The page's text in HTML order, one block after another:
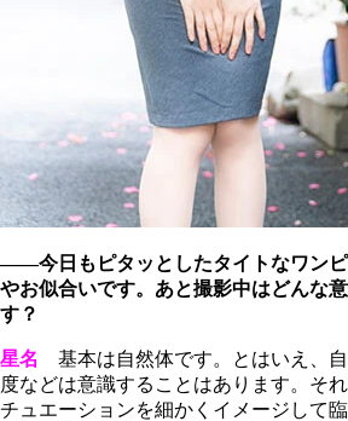
――今日もピタッとしたタイトなワン
やお似合いです。あと撮影中はどんな
す？
星名
基本は自然体です。とはいえ、
度などは意識することはあります。そ
チュエーションを細かくイメージして